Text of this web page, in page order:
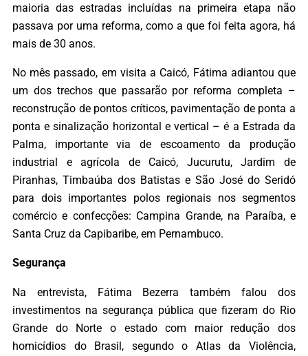
maioria das estradas incluídas na primeira etapa não
passava por uma reforma, como a que foi feita agora, há
mais de 30 anos.
No mês passado, em visita a Caicó, Fátima adiantou que
um dos trechos que passarão por reforma completa –
reconstrução de pontos críticos, pavimentação de ponta a
ponta e sinalização horizontal e vertical – é a Estrada da
Palma, importante via de escoamento da produção
industrial e agrícola de Caicó, Jucurutu, Jardim de
Piranhas, Timbaúba dos Batistas e São José do Seridó
para dois importantes polos regionais nos segmentos
comércio e confecções: Campina Grande, na Paraíba, e
Santa Cruz da Capibaribe, em Pernambuco.
Segurança
Na entrevista, Fátima Bezerra também falou dos
investimentos na segurança pública que fizeram do Rio
Grande do Norte o estado com maior redução dos
homicídios do Brasil, segundo o Atlas da Violência,